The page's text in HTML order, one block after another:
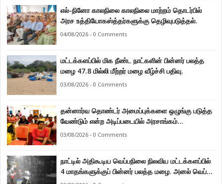
எல்-நினோ காலநிலை காலநிலை மாற்றம் தொடர்பில்
அரச உத்தியோகஸ்த்தர்களுக்கு தெழிவுபடுத்தல்.
04/08/2026 - 0 Comments
மட்டக்களப்பில் மிக நீண்ட நாட்களின் பின்னர் பலத்த
மழை 47.8 மில்லி மீற்றர் மழை வீழ்ச்சி பதிவு.
03/08/2026 - 0 Comments
தன்னார்வ தொண்டர் அமைப்புக்களை ஒழுங்கு படுத்த
வேண்டும் என்ற அடிப்படையில் அரசாங்கம்
கொண்டுவரவுள்ள சட்டம் - சட்டத்தரணி ஐங்கரன்.
03/08/2026 - 0 Comments
நாட்டில் அதிகூடிய வெப்பநிலை நிலவிய மட்டக்களப்பில்
4 மாதங்களுக்குப் பின்னர் பலத்த மழை. அனல் வெப்பக்
காலநிலை தணிந்தது.